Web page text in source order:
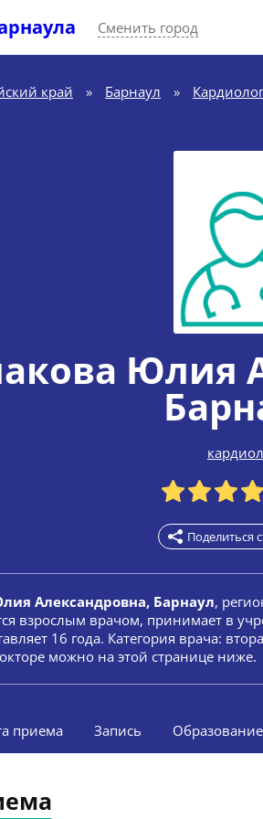
Сменить город
край » Барнаул » Кардиолог
Юлия
Поделиться
Александровна, Барнаул,
взрослым врачом, принимает в
16 года. Категория врача:
можно на этой странице ниже.
приема Запись Образование